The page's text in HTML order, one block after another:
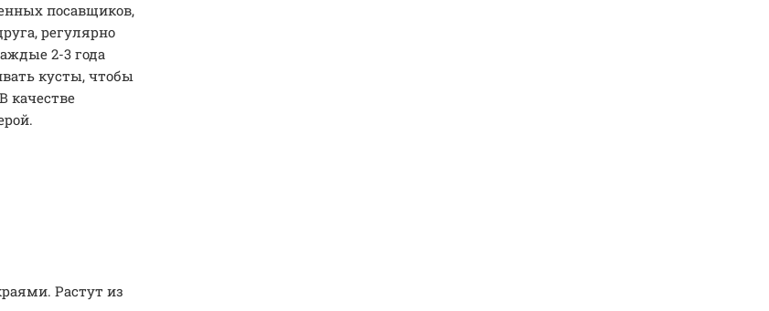
посавщиков,
регулярно
2-3 года
кусты, чтобы
качестве
Растут из